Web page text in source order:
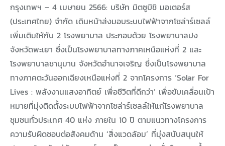
700,000 บาท ให้แก่โรงพยาบาลสมเด็จพระบรมราชเทวี ณ ศรีราชา
ก่ 2 โรงพยาบาลภาคใต้ มุ่งสร้างสังคมคาร์บอนเป็นกลางอย่างยั่งยืน
รอย่างต่อเนื่อง ตอกย้ำวิสัยทัศน์ ‘สรรค์สร้าง เคียงข้าง สังคมไทย’
วิตที่ดีกว่า” มุ่งขับเคลื่อนประเทศไทยสู่เป้าหมายสังคมคาร์บอนสมดุล
ฟ้าจากโซล่าร์เซลล์ แก่โรงพยาบาลชุมชนแห่งแรกในจังหวัดขอนแก่น
ซลล์ ในโครงการ ‘SOLAR FOR LIVES’ ให้กับโรงพยาบาลแห่งที่ 2
กรุงเทพฯ – 4 เมษายน 2566: บริษัท มิตซูบิชิ มอเตอร์ส
(ประเทศไทย) จำกัด เดินหน้าส่งมอบระบบไฟฟ้าจากโซล่าร์เซลล์
เพิ่มเติมให้กับ 2 โรงพยาบาล ประกอบด้วย โรงพยาบาลปง
จังหวัดพะเยา ซึ่งเป็นโรงพยาบาลทางภาคเหนือแห่งที่ 2 และ
โรงพยาบาลชานุมาน จังหวัดอำนาจเจริญ ซึ่งเป็นโรงพยาบาล
ทางภาคตะวันออกเฉียงเหนือแห่งที่ 2 จากโครงการ ‘Solar For
Lives : พลังงานแสงอาทิตย์ เพื่อชีวิตที่ดีกว่า’ เพื่อขับเคลื่อนเป้า
หมายที่มุ่งติดตั้งระบบไฟฟ้าจากโซล่าร์เซลล์ให้แก่โรงพยาบาล
ชุมชนทั่วประเทศ 40 แห่ง ภายใน 10 ปี ตามแนวทางโครงการ
ความรับผิดชอบต่อสังคมด้าน ‘สิ่งแวดล้อม’ ที่มุ่งสนับสนุนให้